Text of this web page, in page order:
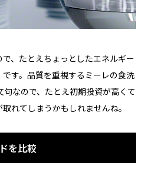
、たとえちょっとしたエネルギー
す。品質を重視するミーレの食洗
なので、たとえ初期投資が高くて
れてしまうかもしれませんね。
を比較